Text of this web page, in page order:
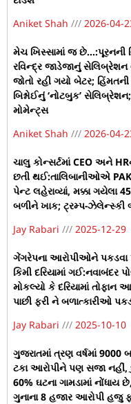
Aniket Shah
2026-04-
મેચ ખિસ્સામાં જ છે…:પૂરનની
રવિન્દ્ર જાડેજાનું સેલિબ્રેશન
જોતો રહી ગયો બેટર;
બિશ્નોઈનું ‘નોટબુક’
મોમેન્ટ્સ
Aniket Shah
2026-04-
ચાલુ કોન્સર્ટમાં CEO અને
છતી થઈ:તાલિબાનીઓએ PAK
પેન્ટ લહેરાવ્યાં, મક્કા ગયેલા
બળીને ખાક; ટ્રમ્પ-ઝેલેન્સ્કી
Jay Rabari
2025-12-29
ગેંગરેપના આરોપીઓને પકડવા
કિમી દરિયામાં ગઈ:નવાબંદર
મોકલ્યો કે દરિયામાં તોફાન
પાછી ફરી ને બળાત્કારીઓ
Jay Rabari
2025-10-10
ગુજરાતમાં ત્રણ વર્ષમાં 9000
ટકા આરોપીને પણ સજા નહીં,
60% ઘટના ગામડામાં નોંધાય
ગુનાના 8 હજાર આરોપી હજુ